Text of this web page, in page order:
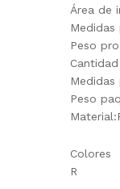
Área de
Peso
Medidas
Peso
Colores
R